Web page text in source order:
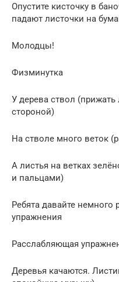
Опустите кисточку в
падают листочки на
Молодцы!
Физминутка
У дерева ствол
стороной)
На стволе много веток
А листья на ветках
и пальцами)
Ребята давайте немного
упражнения
Расслабляющая
Деревья качаются.